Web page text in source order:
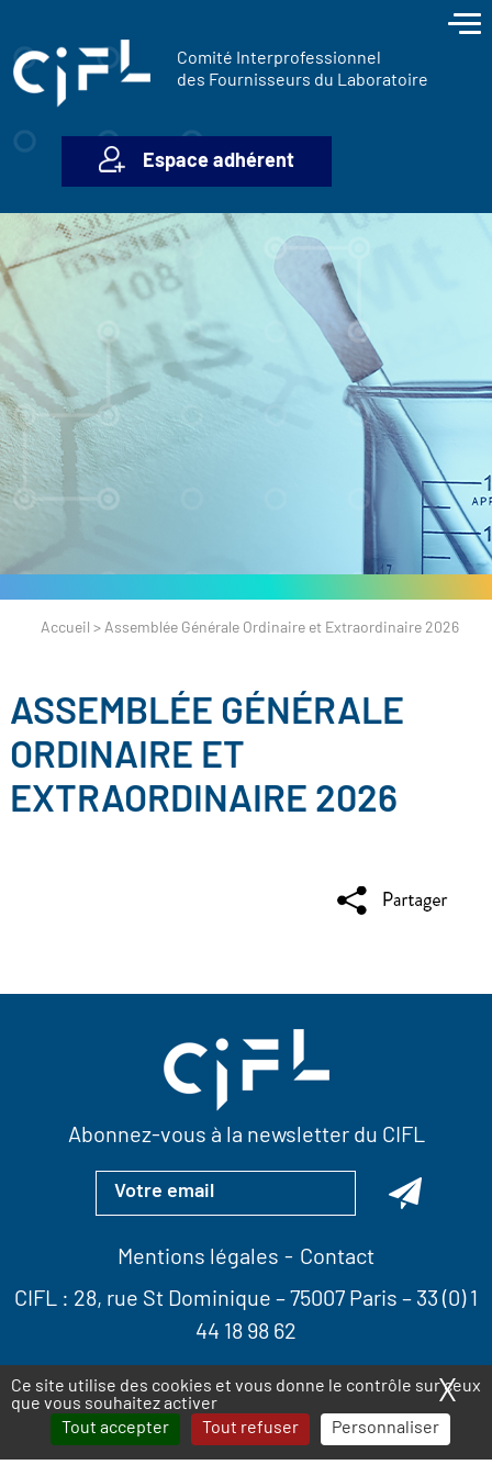
Ce site utilise des cookies et vous donne le contrôle sur ceux
que vous souhaitez activer
Tout accepter
Tout refuser Personnaliser
X
Comité Interprofessionnel
des Fournisseurs du Laboratoire
Espace adhérent
Accueil > Assemblée Générale Ordinaire et Extraordinaire 2026
ASSEMBLÉE GÉNÉRALE
ORDINAIRE ET
EXTRAORDINAIRE 2026
Abonnez-vous à la newsletter du CIFL
Mentions légales
Contact
CIFL : 28, rue St Dominique – 75007 Paris – 33 (0) 1
44 18 98 62